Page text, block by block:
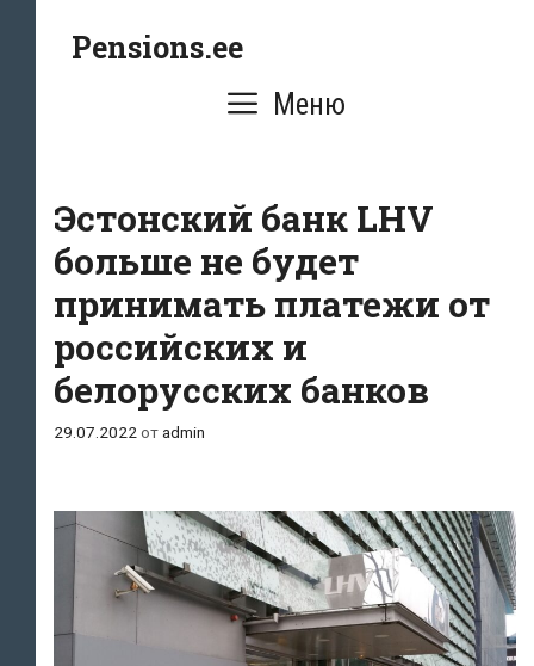
Pensions.ee
Меню
Эстонский банк LHV
больше не будет
принимать платежи от
российских и
белорусских банков
29.07.2022 отadmin